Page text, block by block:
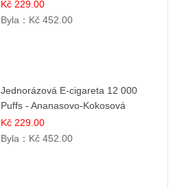
Kč 229.00
Byla： Kč 452.00
Jednorázová E-cigareta 12 000
Puffs - Ananasovo-Kokosová
Zmrzlina | Tropický dezert
Kč 229.00
Byla： Kč 452.00